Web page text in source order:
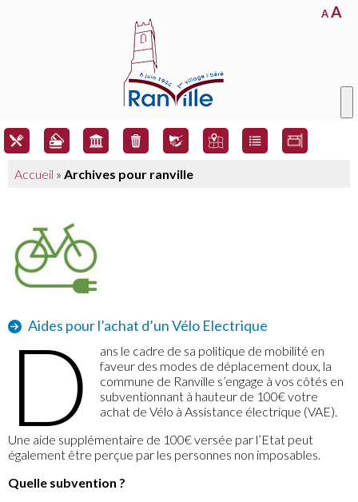
AA
Accueil » Archives pour ranville
Aides pour l’achat d’un Vélo Electrique
D
ans le cadre de sa politique de mobilité en
faveur des modes de déplacement doux, la
commune de Ranville s’engage à vos côtés en
subventionnant à hauteur de 100€ votre
achat de Vélo à Assistance électrique (VAE).
Une aide supplémentaire de 100€ versée par l’Etat peut
également être perçue par les personnes non imposables.
Quelle subvention ?